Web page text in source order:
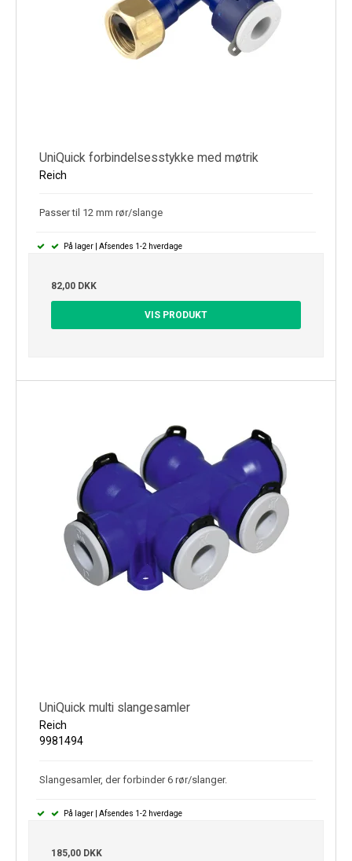
UniQuick forbindelsesstykke med møtrik
Reich
Passer til 12 mm rør/slange
På lager | Afsendes 1-2 hverdage
82,00 DKK
VIS PRODUKT
UniQuick multi slangesamler
Reich
9981494
Slangesamler, der forbinder 6 rør/slanger.
På lager | Afsendes 1-2 hverdage
185,00 DKK